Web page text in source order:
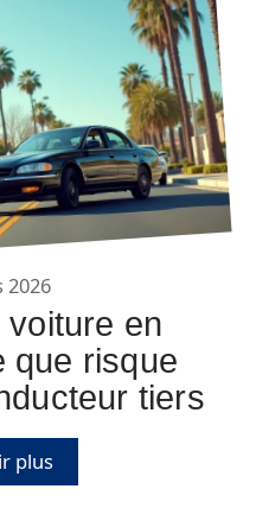
2026
en
que risque
tiers
plus